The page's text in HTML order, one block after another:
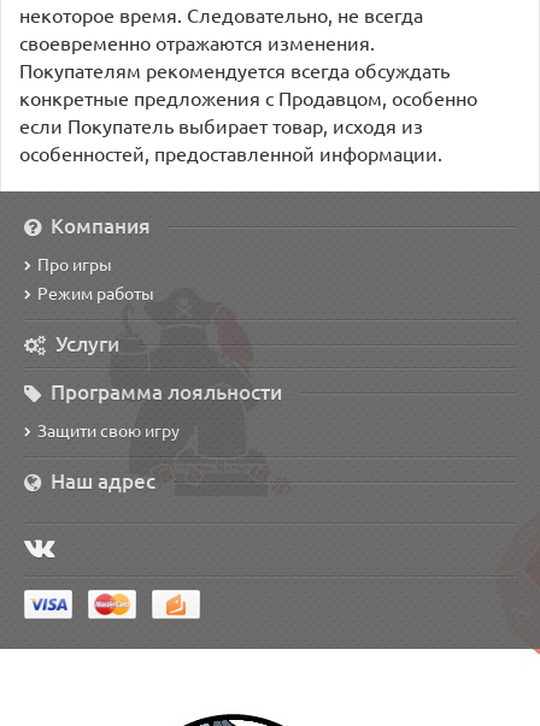
некоторое время. Следовательно, не всегда
своевременно отражаются изменения.
Покупателям рекомендуется всегда обсуждать
конкретные предложения с Продавцом, особенно
если Покупатель выбирает товар, исходя из
особенностей, предоставленной информации.
Компания
Про игры
Режим работы
Услуги
Программа лояльности
Защити свою игру
Наш адрес